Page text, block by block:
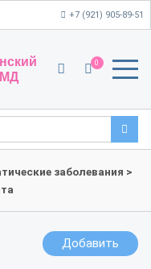
+7 (921) 905-89-51
0
заболевания >
Добавить